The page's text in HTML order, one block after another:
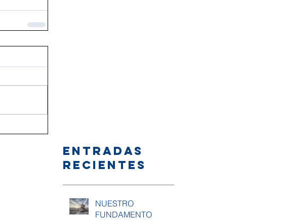
Entradas
recientes
NUESTRO
FUNDAMENTO